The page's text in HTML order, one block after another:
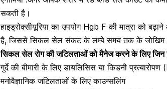
सकती है।
हाइड्रोक्सीयूरिया का उपयोग Hgb F की मात्रा को
है, जिससे सिकल सेल संकट के लम्बे समय तक के जोखिम
सिकल सेल रोग की जटिलताओं को मैनेज करने के लिए जिन
गुर्दे की बीमारी के लिए डायलिसिस या किडनी
मनोवैज्ञानिक जटिलताओं के लिए काउन्सलिंग